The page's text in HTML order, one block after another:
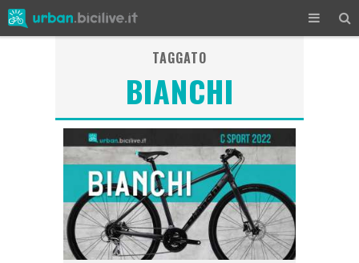
TAGGATO
BIANCHI